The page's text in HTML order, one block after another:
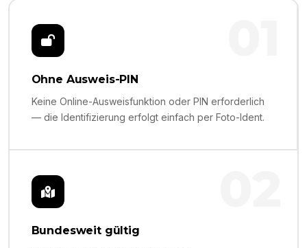
Ohne Ausweis-PIN
Keine Online-Ausweisfunktion oder PIN erforderlich
— die Identifizierung erfolgt einfach per Foto-Ident.
Bundesweit gültig